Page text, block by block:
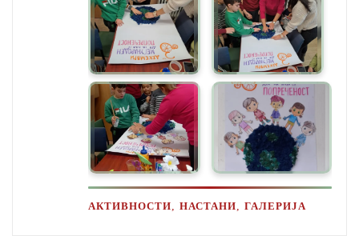
АКТИВНОСТИ ,НАСТАНИ ,ГАЛЕРИЈА